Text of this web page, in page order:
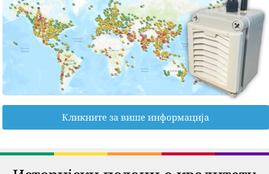
Кликните за више информација